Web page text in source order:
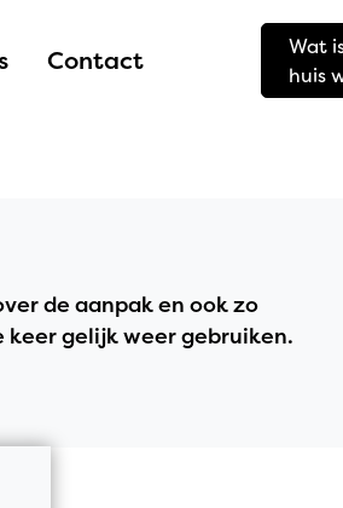
Contact
Wat
huis
de aanpak en ook zo
keer gelijk weer gebruiken.